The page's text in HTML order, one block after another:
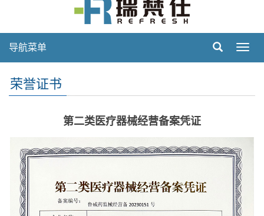
导
导航菜单
荣誉证书
第二类医疗器械经营备案凭证